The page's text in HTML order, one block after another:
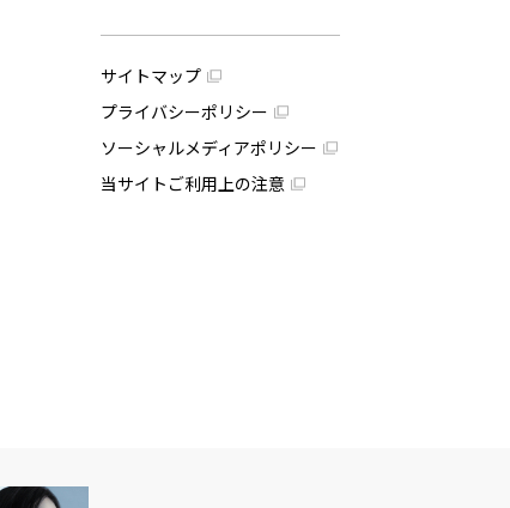
サイトマップ
プライバシーポリシー
ソーシャルメディアポリシー
当サイトご利用上の注意